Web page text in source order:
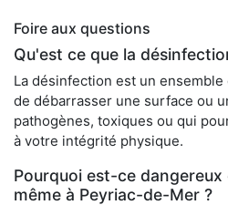
Foire aux questions
Qu'est ce que la
La désinfection est un
de débarrasser une surface ou
pathogènes, toxiques ou qui
à votre intégrité physique.
Pourquoi est-ce
même à Peyriac-de-Mer ?